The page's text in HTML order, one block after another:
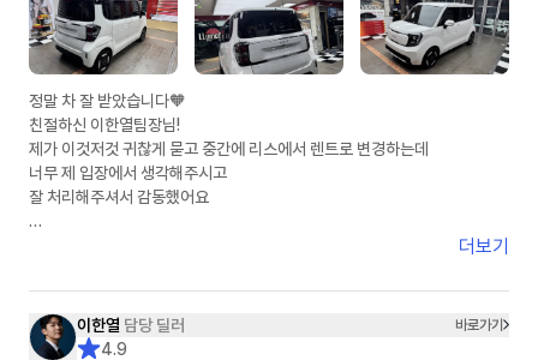
자기 개인 돈 써 가면서 사후 감동까지 선사해 주신 그 정성은 절대 흔하지 않
습니다.
습니다.
훗날 이연주 매니저님이 어떤 기업의 경영자가 되어 크고 좋은 회사를 운영
하는 것을 상상해 보는 것도 절대 무리가 아닐 것입니다.
아는 지인들에게 소문내기 시작했습니다.
"장기 렌트카 생각있어? 엉뚱한데서 지원 받지 말고, 무조건 이연주 매니저
정말 차 잘 받았습니다🧡
친절하신 이한열팀장님!
제가 이것저것 귀찮게 묻고 중간에 리스에서 렌트로 변경하는데
너무 제 입장에서 생각해주시고
잘 처리해주셔서 감동했어요
주변에 소개할께요
감사합니당😍😍😍
더보기
이한열 담당 딜러 바로가기
4.9